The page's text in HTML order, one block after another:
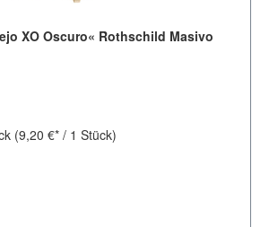
XO Oscuro« Rothschild Masivo
(9,20 €* / 1 Stück)